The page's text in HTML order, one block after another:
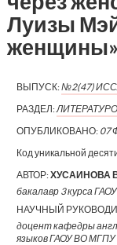
Луизы
женщины»
ВЫПУСК:№2(47)
РАЗДЕЛ:
ОПУБЛИКОВАНО: 07
Код уникальной
АВТОР:ХУСАИНОВА
бакалавр 3 курса
НАУЧНЫЙ
доцент кафедры
языков ГАОУ ВО МГПУ